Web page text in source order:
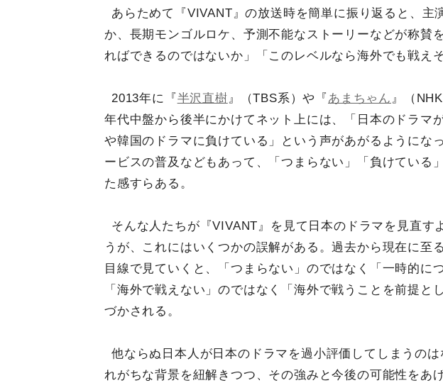
あらためて『VIVANT』の放送時を簡単に振り返ると、主
か、長期モンゴルロケ、予測不能なストーリーなどが称賛
ればできるのではないか」「このレベルなら海外でも戦え
2013年に『半沢直樹』（TBS系）や『 あまちゃん 』（
年代中盤から後半にかけてネット上には、「日本のドラマ
や韓国のドラマに負けている」という声があがるようにな
ービスの普及などもあって、「つまらない」「負けている
た感すらある。
そんな人たちが『VIVANT』を見て日本のドラマを見直す
うが、これにはいくつかの誤解がある。過去から現在に至
目線で見ていくと、「つまらない」のではなく「一時的に
「海外で戦えない」のではなく「海外で戦うことを前提と
づかされる。
他ならぬ日本人が日本のドラマを過小評価してしまうの
れがちな背景を紐解きつつ、その強みと今後の可能性をあ